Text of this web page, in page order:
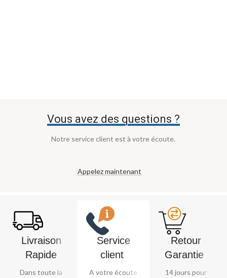
Vous avez des questions ?
Notre service client est à votre écoute.
Appelez maintenant
Livraison
Rapide
Dans toute la
Service
client ​
A votre écoute
Retour
Garantie ​
14 jours pour